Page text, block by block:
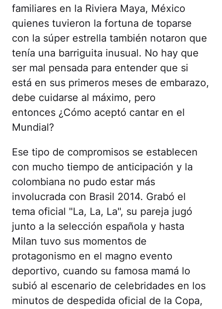
familiares en la Riviera Maya, México
quienes tuvieron la fortuna de toparse
con la súper estrella también notaron que
tenía una barriguita inusual. No hay que
ser mal pensada para entender que si
está en sus primeros meses de embarazo,
debe cuidarse al máximo, pero
entonces ¿Cómo aceptó cantar en el
Mundial?
Ese tipo de compromisos se establecen
con mucho tiempo de anticipación y la
colombiana no pudo estar más
involucrada con Brasil 2014. Grabó el
tema oficial "La, La, La", su pareja jugó
junto a la selección española y hasta
Milan tuvo sus momentos de
protagonismo en el magno evento
deportivo, cuando su famosa mamá lo
subió al escenario de celebridades en los
minutos de despedida oficial de la Copa,